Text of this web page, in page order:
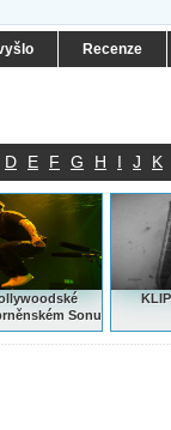
Recenze
D E F G H I J K
Sonu